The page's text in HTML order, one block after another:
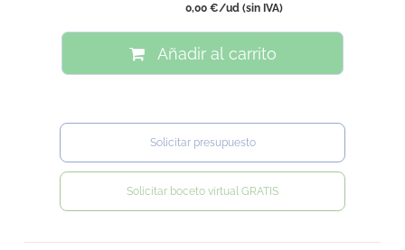
0,00 €/ud (sin IVA)
Añadir al carrito
Solicitar presupuesto
Solicitar boceto virtual GRATIS